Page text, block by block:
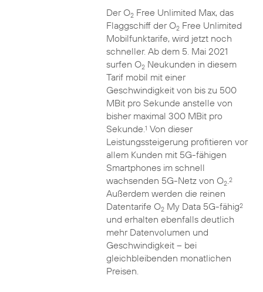
Der O2Free Unlimited Max, das
Flaggschiff der O2Free Unlimited
Mobilfunktarife, wird jetzt noch
schneller. Ab dem 5. Mai 2021
surfen O2Neukunden in diesem
Tarif mobil mit einer
Geschwindigkeit von bis zu 500
MBit pro Sekunde anstelle von
bisher maximal 300 MBit pro
Sekunde.1 Von dieser
Leistungssteigerung profitieren vor
allem Kunden mit 5G-fähigen
Smartphones im schnell
wachsenden 5G-Netz von O2.2
Außerdem werden die reinen
Datentarife O2My Data 5G-fähig2
und erhalten ebenfalls deutlich
mehr Datenvolumen und
Geschwindigkeit – bei
gleichbleibenden monatlichen
Preisen.